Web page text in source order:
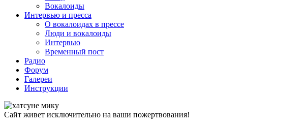
Вокалоиды
Интервью и пресса
О вокалоидах в прессе
Люди и вокалоиды
Интервью
Временный пост
Радио
Форум
Галереи
Инструкции
Сайт живет исключительно на ваши пожертвования!